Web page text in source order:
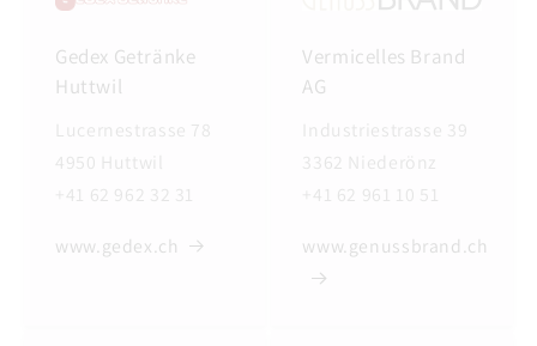
Gedex Getränke
Huttwil
Lucernestrasse 78
4950 Huttwil
+41 62 962 32 31
www.gedex.ch
Vermicelles Brand
AG
Industriestrasse 39
3362 Niederönz
+41 62 961 10 51
www.genussbrand.ch